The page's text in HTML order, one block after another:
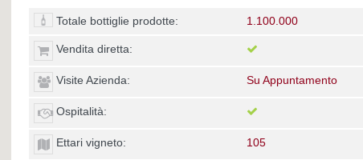
Totale bottiglie prodotte: 1.100.000
Vendita diretta:
Visite Azienda: Su Appuntamento
Ospitalità:
Ettari vigneto: 105